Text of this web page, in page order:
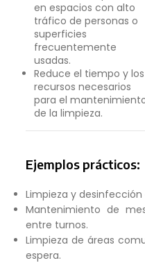
en espacios con alto
tráfico de personas o
superficies
frecuentemente
usadas.
Reduce el tiempo y los
recursos necesarios
para el
de la limpieza.
Ejemplos prácticos:
Limpieza y
Mantenimiento de
entre turnos.
Limpieza de áreas
espera.